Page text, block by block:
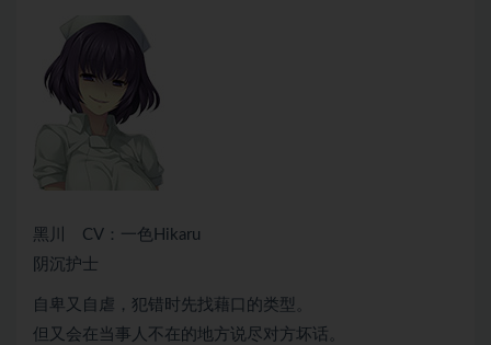
黑川 CV：一色Hikaru
阴沉护士
自卑又自虐，犯错时先找藉口的类型。
但又会在当事人不在的地方说尽对方坏话。